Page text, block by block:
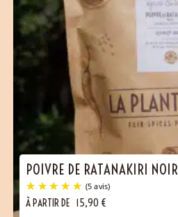
POIVRE DE RATANAKIRI NOIR
À PARTIR DE 15,90 €